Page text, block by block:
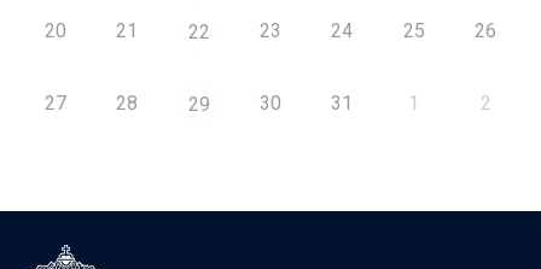
20 21 22 23 24 25 26
27 28 29 30 31 1 2